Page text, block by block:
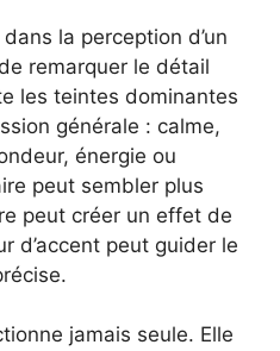
la perception d’un
remarquer le détail
les teintes dominantes
générale : calme,
énergie ou
peut sembler plus
peut créer un effet de
d’accent peut guider le
jamais seule. Elle